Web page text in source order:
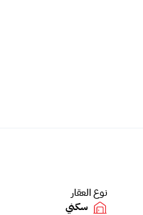
نوع العقار
سكني